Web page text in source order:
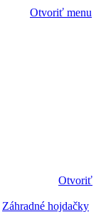
Otvoriť menu
Otvoriť
Záhradné hojdačky